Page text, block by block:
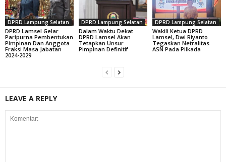
DPRD Lampung Selatan
DPRD Lamsel Gelar
Paripurna Pembentukan
Pimpinan Dan Anggota
Fraksi Masa Jabatan
2024-2029
DPRD Lampung Selatan
Dalam Waktu Dekat
DPRD Lamsel Akan
Tetapkan Unsur
Pimpinan Definitif
DPRD Lampung Selatan
Wakili Ketua DPRD
Lamsel, Dwi Riyanto
Tegaskan Netralitas
ASN Pada Pilkada
LEAVE A REPLY